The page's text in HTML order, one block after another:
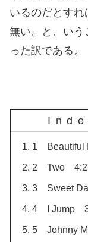
いるのだとす
無い。と、いう
った訳である。
1 Beautiful
2 Two
3 Sweet
4 I Jump
5 Johnny